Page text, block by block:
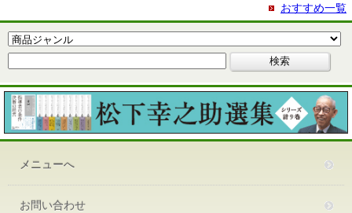
おすすめ一覧
メニューへ
お問い合わせ